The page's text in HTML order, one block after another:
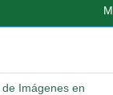
Imágenes en